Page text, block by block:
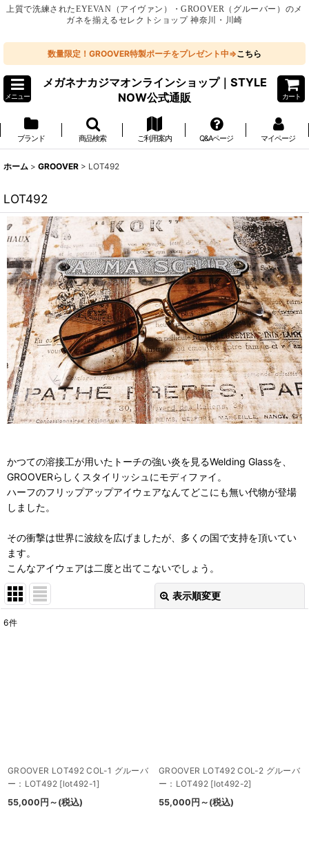
上質で洗練されたEYEVAN（アイヴァン）・GROOVER（グルーバー）のメ
ガネを揃えるセレクトショップ 神奈川・川崎
数量限定！GROOVER特製ポーチをプレゼント中⇒こちら
メニュー
メガネナカジマオンラインショップ｜STYLE
NOW公式通販
カート
ブランド 商品検索 ご利用案内 Q&Aページ マイページ
ホーム > GROOVER > LOT492
LOT492
かつての溶接工が用いたトーチの強い炎を見るWelding Glassを、
GROOVERらしくスタイリッシュにモディファイ。
ハーフのフリップアップアイウェアなんてどこにも無い代物が登場
しました。
その衝撃は世界に波紋を広げましたが、多くの国で支持を頂いてい
ます。
こんなアイウェアは二度と出てこないでしょう。
表示順変更
6件
GROOVER LOT492 COL-1 グルーバ
ー：LOT492 [lot492-1]
55,000 円 ～ (税込)
GROOVER LOT492 COL-2 グルーバ
ー：LOT492 [lot492-2]
55,000 円 ～ (税込)